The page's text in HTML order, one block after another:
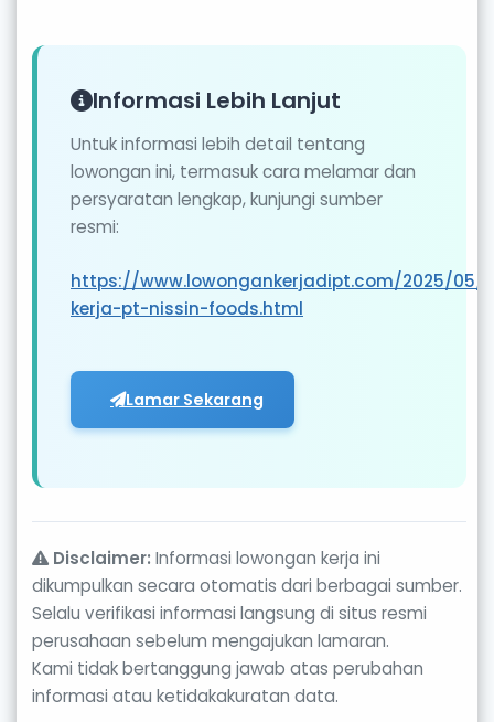
Informasi Lebih Lanjut
Untuk informasi lebih detail tentang
lowongan ini, termasuk cara melamar dan
persyaratan lengkap, kunjungi sumber
resmi:
https://www.lowongankerjadipt.com/2025/05/
kerja-pt-nissin-foods.html
Lamar Sekarang
Disclaimer: Informasi lowongan kerja ini
dikumpulkan secara otomatis dari berbagai sumber.
Selalu verifikasi informasi langsung di situs resmi
perusahaan sebelum mengajukan lamaran.
Kami tidak bertanggung jawab atas perubahan
informasi atau ketidakakuratan data.